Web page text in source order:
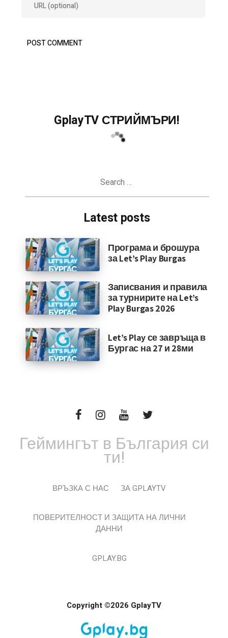
GplayTV СТРИЙМЪРИ!
Latest posts
Програма и брошура
за Let’s Play Burgas
Записвания и правила
за турнирите на Let’s
Play Burgas 2026
Let’s Play се завръща в
Бургас на 27 и 28ми
Геймингът в България си
ти!
ВРЪЗКА С НАС ЗА GPLAYTV
ПОВЕРИТЕЛНОСТ И ЗАЩИТА НА ЛИЧНИ
ДАННИ
GPLAY.BG
Copyright ©2026 GplayTV